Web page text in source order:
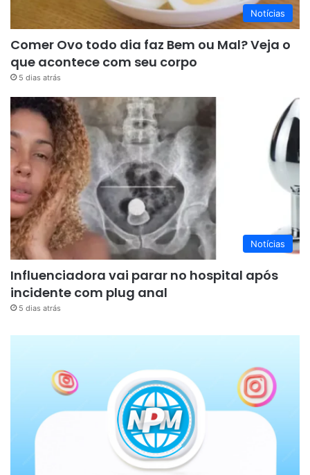
Notícias
Comer Ovo todo dia faz Bem ou Mal? Veja o
que acontece com seu corpo
5 dias atrás
Notícias
Influenciadora vai parar no hospital após
incidente com plug anal
5 dias atrás